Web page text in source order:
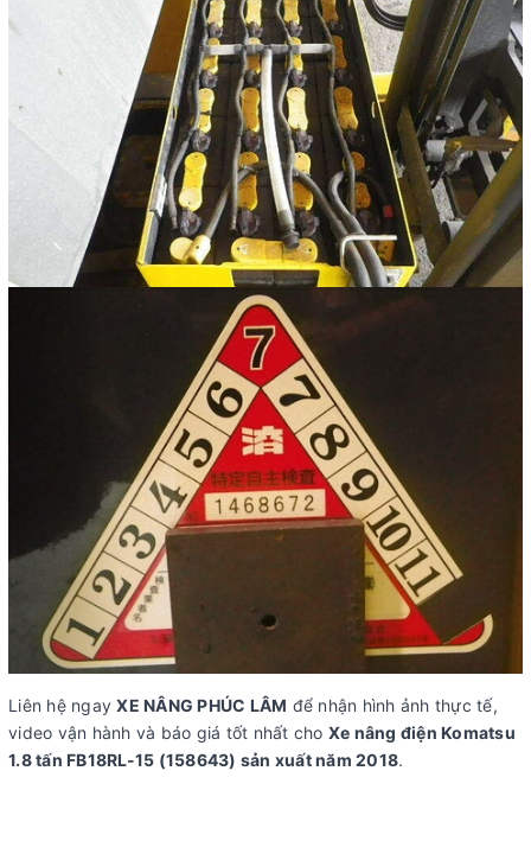
Liên hệ ngayXE NÂNG PHÚC LÂM để nhận hình ảnh thực tế,
video vận hành và báo giá tốt nhất cho Xe nâng điện Komatsu
1.8 tấn FB18RL-15 (158643) sản xuất năm 2018.